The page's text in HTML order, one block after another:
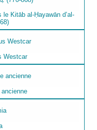
Kitāb al-Ḥayawān d’al-
Westcar
ancienne